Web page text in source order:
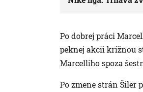
Po dobrej práci
peknej akcii krížnou
Marcelliho spoza
Po zmene strán Šiler